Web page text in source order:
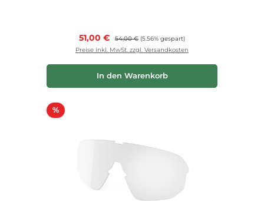
Verkaufspreis:
51,00 € Regulärer Preis:
54,00 € (5.56% gespart)
Preise inkl. MwSt. zzgl. Versandkosten
In den Warenkorb
%Rabatt